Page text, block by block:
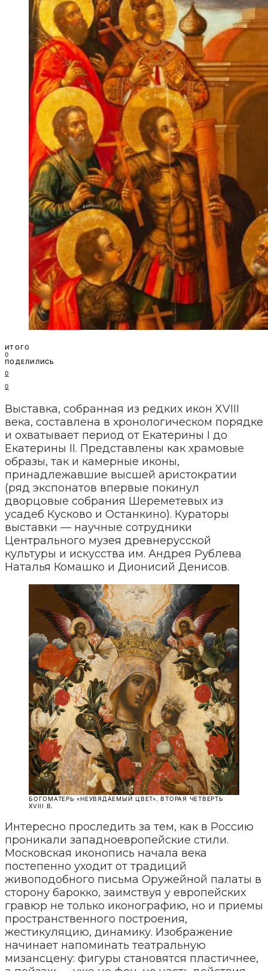
ИТОГО
0
ПОДЕЛИЛИСЬ
0
0
Выставка, собранная из редких икон XVIII
века, составлена в хронологическом порядке
и охватывает период от Екатерины I до
Екатерины II. Представлены как храмовые
образы, так и камерные иконы,
принадлежавшие высшей аристократии
(ряд экспонатов впервые покинул
дворцовые собрания Шереметевых из
усадеб Кусково и Останкино). Кураторы
выставки — научные сотрудники
Центрального музея древнерусской
культуры и искусства им. Андрея Рублева
Наталья Комашко и Дионисий Денисов.
БОГОМАТЕРЬ «НЕУВЯДАЕМЫЙ ЦВЕТ». ВТОРАЯ ЧЕТВЕРТЬ
XVIII В.
Интересно проследить за тем, как в Россию
проникали западноевропейские стили.
Московская иконопись начала века
постепенно уходит от традиций
живоподобного письма Оружейной палаты в
сторону барокко, заимствуя у европейских
гравюр не только иконографию, но и приемы
пространственного построения,
жестикуляцию, динамику. Изображение
начинает напоминать театральную
мизансцену: фигуры становятся пластичнее,